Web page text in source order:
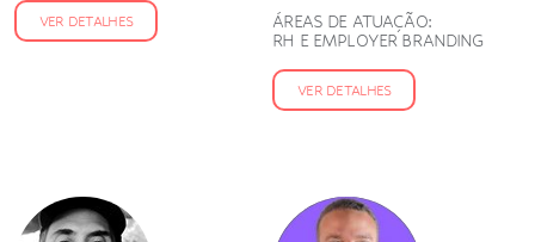
VER DETALHES
ÁREAS DE ATUAÇÃO:
RH E EMPLOYER BRANDING
VER DETALHES